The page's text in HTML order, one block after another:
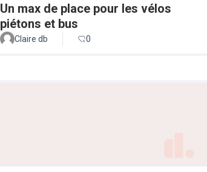
Un max de place pour les vélos
piétons et bus
Claire db 0